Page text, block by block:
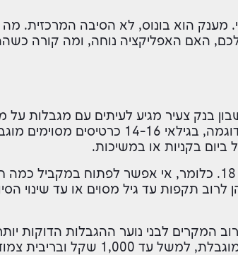
מענק הוא בונוס, לא הסיבה המרכזית.
האם האפליקציה נוחה, ומה קורה
בנק צעיר מגיע לעיתים עם מגבלות על
קניות, סוג הכרטיס ואפילו על עצם מבנה החשבון. לדוגמה, בגילאי 14-16 כרטיסים
בנוסף, יש בנקים שמאפשרים רק חשבון יחיד עד גיל 18. כלומר, אי אפשר לפתוח
תקפות עד גיל מסוים או עד שינוי
המקרים לבני נוער ההגבלות הדוקות
מסלולים מסוימים שמאפשרים מסגרת משיכת יתר מוגבלת, למשל